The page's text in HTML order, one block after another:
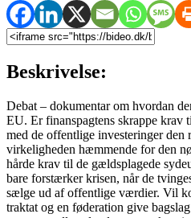
Beskrivelse:
Debat – dokumentar om hvordan
EU. Er finanspagtens skrappe krav
med de offentlige investeringer den
virkeligheden hæmmende for den
hårde krav til de gældsplagede
bare forstærker krisen, når de
sælge ud af offentlige værdier. Vil
traktat og en føderation give